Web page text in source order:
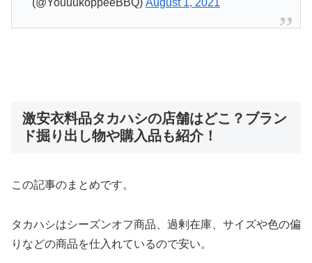
激安衣料品タカハシの店舗はどこ？ブラン
ド掘り出し物や購入品も紹介！
この記事のまとめです。
タカハシはシーズンオフ商品、過剰在庫、サイズや色の偏
りなどの商品を仕入れているので安い。